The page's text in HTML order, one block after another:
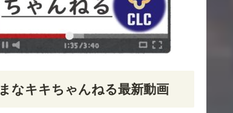
まなキキちゃんねる最新動画